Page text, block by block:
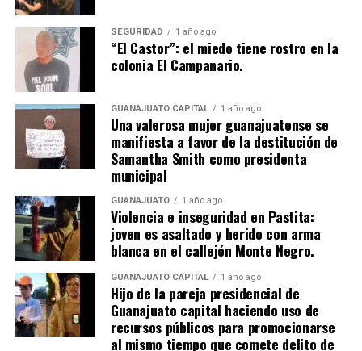
SEGURIDAD 1 año ago
“El Castor”: el miedo tiene rostro en la
colonia El Campanario.
GUANAJUATO CAPITAL 1 año ago
Una valerosa mujer guanajuatense se
manifiesta a favor de la destitución de
Samantha Smith como presidenta
municipal
GUANAJUATO 1 año ago
Violencia e inseguridad en Pastita:
joven es asaltado y herido con arma
blanca en el callejón Monte Negro.
GUANAJUATO CAPITAL 1 año ago
Hijo de la pareja presidencial de
Guanajuato capital haciendo uso de
recursos públicos para promocionarse
al mismo tiempo que comete delito de